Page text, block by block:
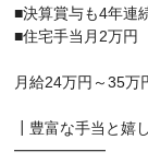
■決算賞与も4年連
■住宅手当月2万円
月給24万円～35万
┃豊富な手当と嬉
━━━━━━